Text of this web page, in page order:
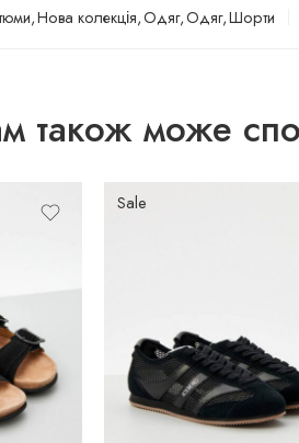
,Нова колекція,Одяг,Одяг,Шорти
також може
Sale
37
38
40